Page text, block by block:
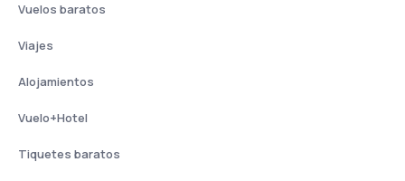
Vuelos baratos
Viajes
Alojamientos
Vuelo+Hotel
Tiquetes baratos